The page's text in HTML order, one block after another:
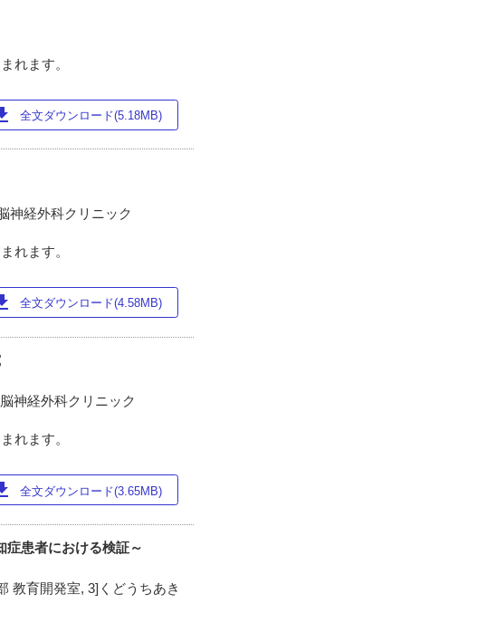
れます。
全文ダウンロード(5.18MB)
神経外科クリニック
れます。
全文ダウンロード(4.58MB)
神経外科クリニック
れます。
全文ダウンロード(3.65MB)
患者における検証～
教育開発室, 3]くどうちあき